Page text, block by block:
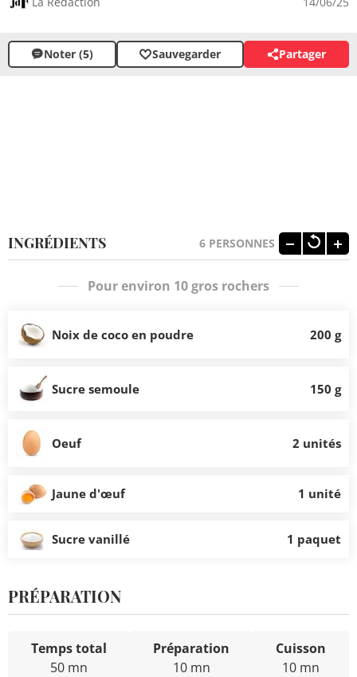
avec seulement quelques ingrédients, ils sont parfaits
pour une pause gourmande ou accompagner un café.
Noter (5) Sauvegarder Partager
INGRÉDIENTS 6 PERSONNES
Pour environ 10 gros rochers
Noix de coco en poudre 200 g
Sucre semoule 150 g
Oeuf 2 unités
Jaune d'œuf 1 unité
Sucre vanillé 1 paquet
PRÉPARATION
Temps total
50 mn
Préparation
10 mn
Cuisson
10 mn